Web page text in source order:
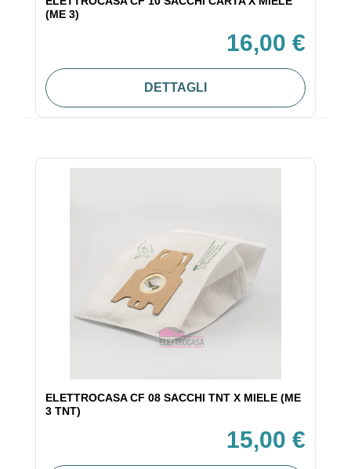
(ME 3)
16,00 €
DETTAGLI
ELETTROCASA CF 08 SACCHI TNT X MIELE (ME
3 TNT)
15,00 €